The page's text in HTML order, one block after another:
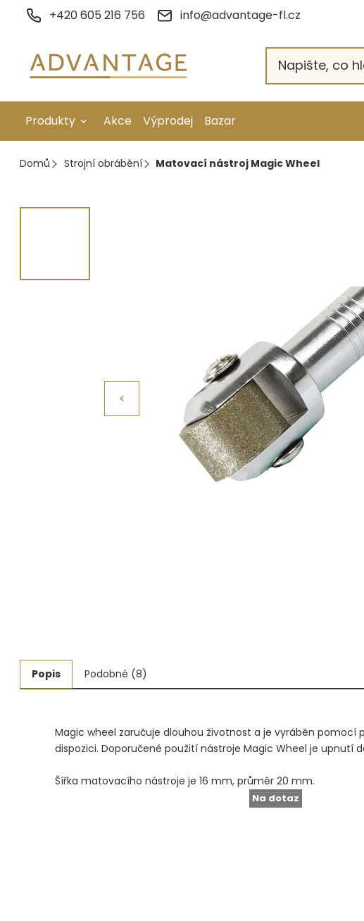
+420 605 216 756 info@advantage-fl.cz
Produkty
Galvanické pokovení
Strojní obrábění
Fasování a gravírování
Tvarování
Navlékací nitě, struny, podložky
Akce Výprodej Bazar
Domů Strojní obrábění Matovací nástroj Magic Wheel
Popis Podobné (8)
Magic wheel zaručuje dlouhou životnost a je vyráběn
dispozici. Doporučené použití nástroje Magic Wheel je upnutí
Šířka matovacího nástroje je 16 mm, průměr 20 mm.
Na dotaz